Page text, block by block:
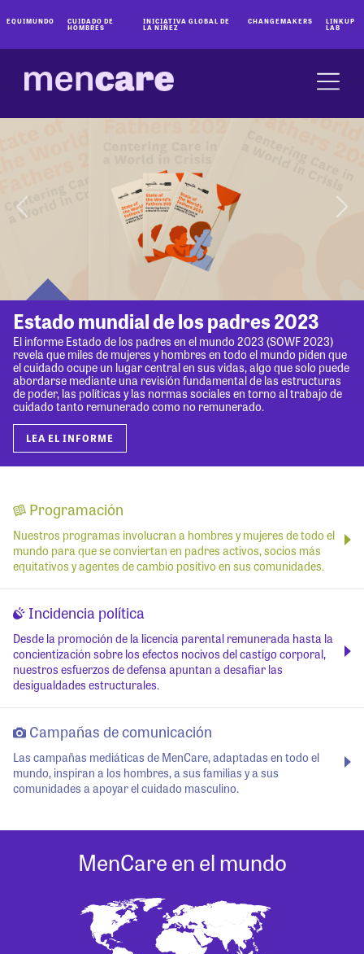
EQUIMUNDO CUIDADO DE
HOMBRES
INICIATIVA GLOBAL DE
LA NIÑEZ
CHANGEMAKERS LINKUP
LAB
Estado mundial de los padres 2023
El informe Estado de los padres en el mundo 2023 (SOWF 2023)
revela que miles de mujeres y hombres en todo el mundo piden que
el cuidado ocupe un lugar central en sus vidas, algo que solo puede
abordarse mediante una revisión fundamental de las estructuras
de poder, las políticas y las normas sociales en torno al trabajo de
cuidado tanto remunerado como no remunerado.
LEA EL INFORME
Programación
Nuestros programas involucran a hombres y mujeres de todo el
mundo para que se conviertan en padres activos, socios más
equitativos y agentes de cambio positivo en sus comunidades.
Incidencia política
Desde la promoción de la licencia parental remunerada hasta la
concientización sobre los efectos nocivos del castigo corporal,
nuestros esfuerzos de defensa apuntan a desafiar las
desigualdades estructurales.
Campañas de comunicación
Las campañas mediáticas de MenCare, adaptadas en todo el
mundo, inspiran a los hombres, a sus familias y a sus
comunidades a apoyar el cuidado masculino.
MenCare en el mundo